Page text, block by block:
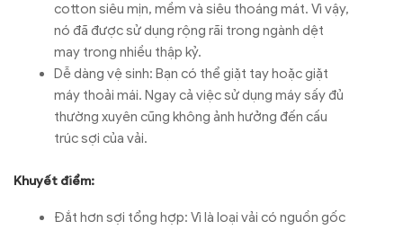
cotton siêu mịn, mềm và siêu thoáng mát. Vì vậy,
nó đã được sử dụng rộng rãi trong ngành dệt
may trong nhiều thập kỷ.
Dễ dàng vệ sinh: Bạn có thể giặt tay hoặc giặt
máy thoải mái. Ngay cả việc sử dụng máy sấy đủ
thường xuyên cũng không ảnh hưởng đến cấu
trúc sợi của vải.
Khuyết điểm:
Đắt hơn sợi tổng hợp: Vì là loại vải có nguồn gốc